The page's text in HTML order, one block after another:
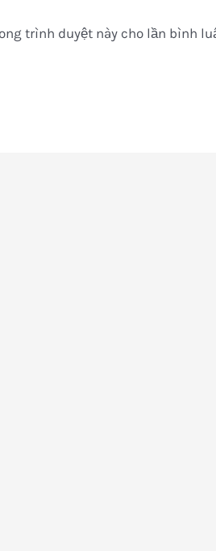
trình duyệt này cho lần bình